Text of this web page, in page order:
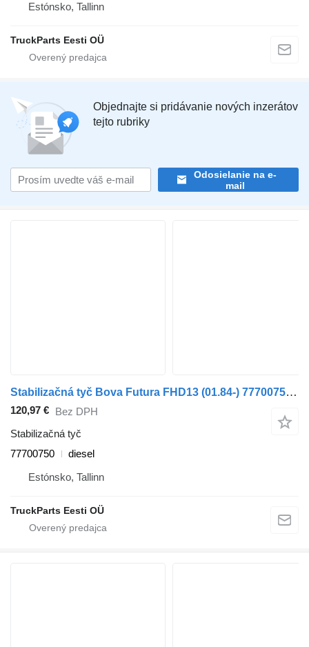
Estónsko, Tallinn
TruckParts Eesti OÜ
Objednajte si pridávanie nových inzerátov
tejto rubriky
Odosielanie na e-
mail
Stabilizačná tyč Bova Futura FHD13 (01.84-) 77700750 na autobusa Bova Futura FHD, FLD (1982-)
120,97 € Bez DPH
Stabilizačná tyč
77700750
diesel
Estónsko, Tallinn
TruckParts Eesti OÜ